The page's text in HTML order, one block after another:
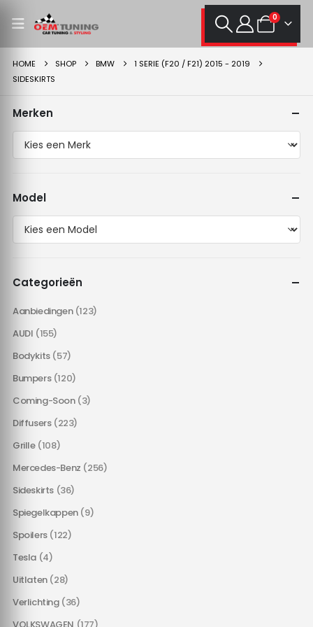
0
HOME SHOP BMW
1 SERIE (F20 / F21) 2015 - 2019
SIDESKIRTS
Merken
Model
Categorieën
Aanbiedingen (123)
AUDI (155)
Bodykits (57)
Bumpers (120)
Coming-Soon (3)
Diffusers (223)
Grille (108)
Mercedes-Benz (256)
Sideskirts (36)
Spiegelkappen (9)
Spoilers (122)
Tesla (4)
Uitlaten (28)
Verlichting (36)